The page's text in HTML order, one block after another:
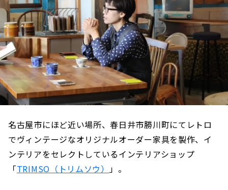
名古屋市にほど近い場所、春日井市勝川町にてレトロ
でヴィンテージなオリジナルオーダー家具を製作、イ
ンテリアをセレクトしているインテリアショップ
「TRIMSO（トリムソウ） 」。